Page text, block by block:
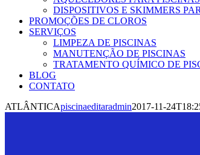
DISPOSITIVOS E SKIMMERS
PROMOÇÕES DE CLOROS
SERVIÇOS
LIMPEZA DE PISCINAS
MANUTENÇÃO DE PISCINAS
TRATAMENTO QUÍMICO DE
BLOG
CONTATO
ATLÂNTICApiscinaeditaradmin2017-11-